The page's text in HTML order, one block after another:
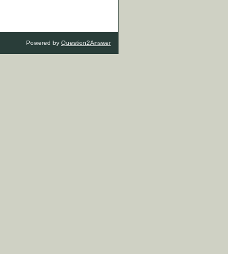
Powered by Question2Answer